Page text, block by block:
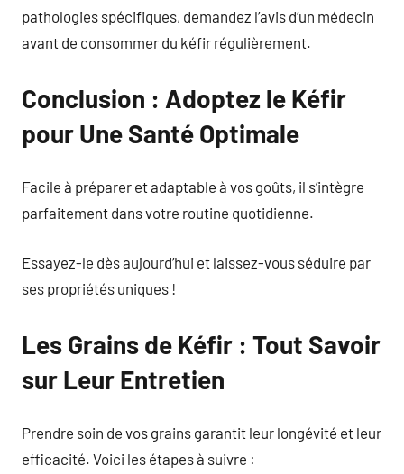
pathologies spécifiques, demandez l’avis d’un médecin
avant de consommer du kéfir régulièrement.
Conclusion : Adoptez le Kéfir
pour Une Santé Optimale
Facile à préparer et adaptable à vos goûts, il s’intègre
parfaitement dans votre routine quotidienne.
Essayez-le dès aujourd’hui et laissez-vous séduire par
ses propriétés uniques !
Les Grains de Kéfir : Tout Savoir
sur Leur Entretien
Prendre soin de vos grains garantit leur longévité et leur
efficacité. Voici les étapes à suivre :